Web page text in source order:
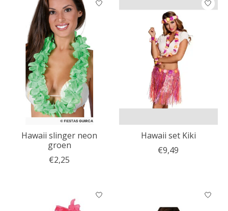
Hawaii slinger neon
groen
€2,25
Hawaii set Kiki
€9,49